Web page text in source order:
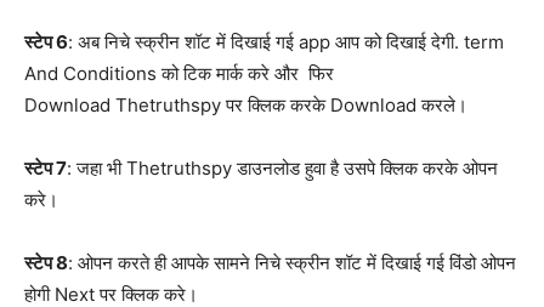
स्टेप 6: अब निचे स्क्रीन शॉट में दिखाई गई app आप को दिखाई देगी. term
And Conditions को टिक मार्क करे और फिर
Download Thetruthspy पर क्लिक करके Download करले।
स्टेप 7: जहा भी Thetruthspy डाउनलोड हुवा है उसपे क्लिक करके ओपन
करे।
स्टेप 8: ओपन करते ही आपके सामने निचे स्क्रीन शॉट में दिखाई गई विंडो ओपन
होगी Next पर क्लिक करे।